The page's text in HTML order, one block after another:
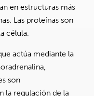
en estructuras más
Las proteínas son
célula.
actúa mediante la
son
la regulación de la